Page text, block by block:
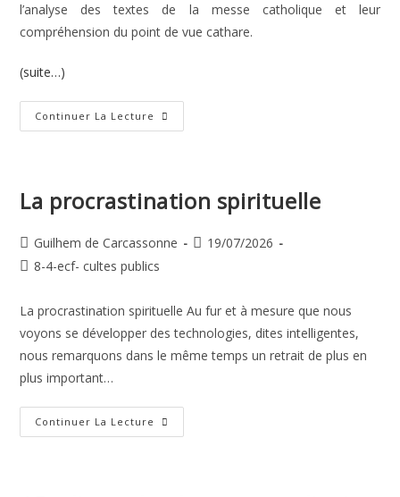
l’analyse des textes de la messe catholique et leur
compréhension du point de vue cathare.
(suite…)
Continuer La Lecture 16e
Dimanche
La procrastination spirituelle
Auteur/autrice
de
Guilhem de Carcassonne
Publication
19/07/2026
Post8-4-ecf- cultes publics
La procrastination spirituelle Au fur et à mesure que nous
voyons se développer des technologies, dites intelligentes,
nous remarquons dans le même temps un retrait de plus en
plus important…
Continuer La Lecture La
Procrastination